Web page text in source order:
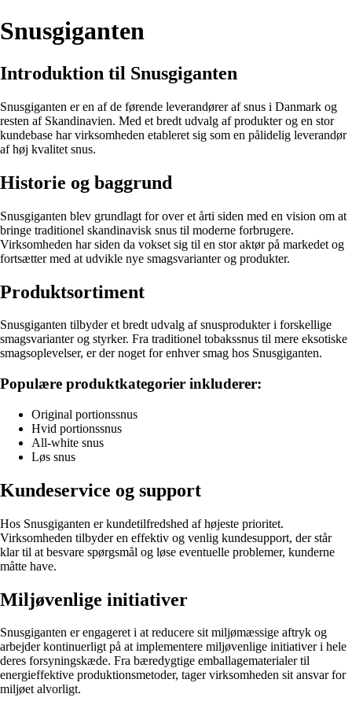
Snusgiganten
Introduktion til Snusgiganten
Snusgiganten er en af de førende leverandører af snus i Danmark og
resten af Skandinavien. Med et bredt udvalg af produkter og en stor
kundebase har virksomheden etableret sig som en pålidelig leverandør
af høj kvalitet snus.
Historie og baggrund
Snusgiganten blev grundlagt for over et årti siden med en vision om at
bringe traditionel skandinavisk snus til moderne forbrugere.
Virksomheden har siden da vokset sig til en stor aktør på markedet og
fortsætter med at udvikle nye smagsvarianter og produkter.
Produktsortiment
Snusgiganten tilbyder et bredt udvalg af snusprodukter i forskellige
smagsvarianter og styrker. Fra traditionel tobakssnus til mere eksotiske
smagsoplevelser, er der noget for enhver smag hos Snusgiganten.
Populære produktkategorier inkluderer:
Original portionssnus
Hvid portionssnus
All-white snus
Løs snus
Kundeservice og support
Hos Snusgiganten er kundetilfredshed af højeste prioritet.
Virksomheden tilbyder en effektiv og venlig kundesupport, der står
klar til at besvare spørgsmål og løse eventuelle problemer, kunderne
måtte have.
Miljøvenlige initiativer
Snusgiganten er engageret i at reducere sit miljømæssige aftryk og
arbejder kontinuerligt på at implementere miljøvenlige initiativer i hele
deres forsyningskæde. Fra bæredygtige emballagematerialer til
energieffektive produktionsmetoder, tager virksomheden sit ansvar for
miljøet alvorligt.